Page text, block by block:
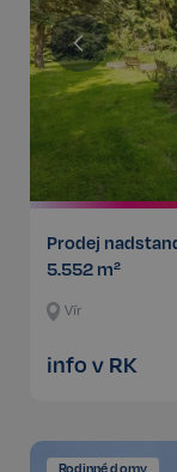
Prodej
5.552 m²
Vír
info v RK
Rodinné domy